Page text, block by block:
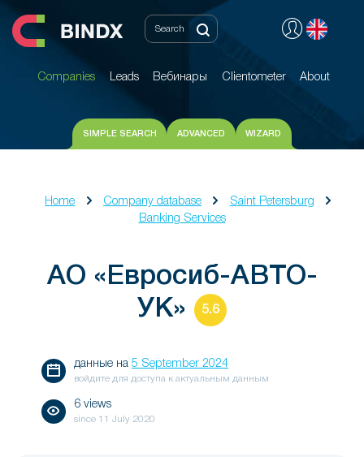
Companies Leads Вебинары Clientometer About
Companies Leads Вебинары Clientometer About
SIMPLE SEARCH ADVANCED WIZARD
Home Company database
Saint Petersburg
Banking Services
АО «Евросиб-АВТО-
УК»
5.6
данные на 5 September 2024
войдите для доступа к актуальным данным
6 views
since 11 July 2020